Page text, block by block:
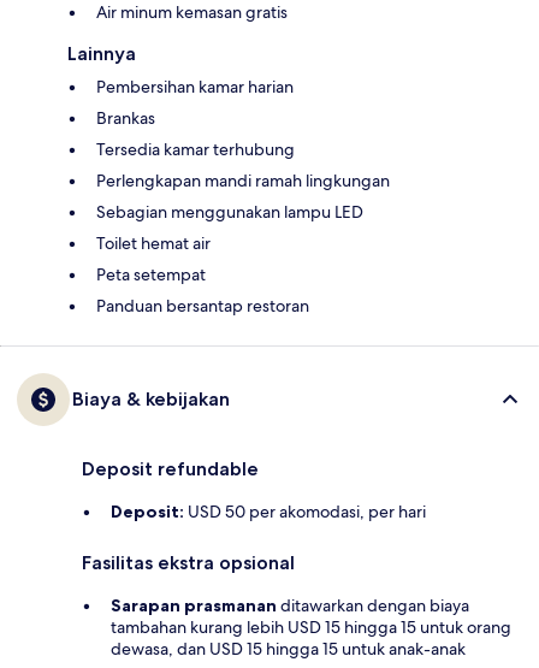
Air minum kemasan gratis
Lainnya
Pembersihan kamar harian
Brankas
Tersedia kamar terhubung
Perlengkapan mandi ramah lingkungan
Sebagian menggunakan lampu LED
Toilet hemat air
Peta setempat
Panduan bersantap restoran
Biaya & kebijakan
Deposit refundable
Deposit: USD 50 per akomodasi, per hari
Fasilitas ekstra opsional
Sarapan prasmanan ditawarkan dengan biaya
tambahan kurang lebih USD 15 hingga 15 untuk orang
dewasa, dan USD 15 hingga 15 untuk anak-anak